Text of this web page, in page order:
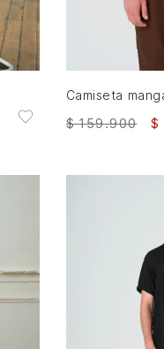
$ 159.900 $